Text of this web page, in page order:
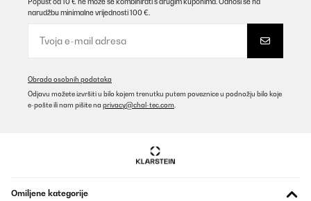
narudžbu minimalne vrijednosti 100 €.
Obrada osobnih podataka
Odjavu možete izvršiti u bilo kojem trenutku putem poveznice u podnožju bilo koje
e-pošte ili nam pišite na privacy@chal-tec.com
Omiljene kategorije